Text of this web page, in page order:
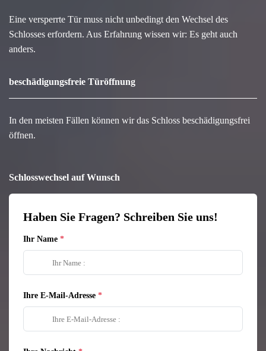
Eine versperrte Tür muss nicht unbedingt den Wechsel des
Schlosses erfordern. Aus Erfahrung wissen wir: Es geht auch
anders.
beschädigungsfreie Türöffnung
In den meisten Fällen können wir das Schloss beschädigungsfrei
öffnen.
Schlosswechsel auf Wunsch
Haben Sie Fragen? Schreiben Sie uns!
Ihr Name
Ihre E-Mail-Adresse